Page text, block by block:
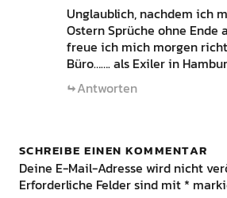
Unglaublich, nachdem ich
Ostern Sprüche ohne Ende
freue ich mich morgen
Büro……. als Exiler in
Antworten
SCHREIBE EINEN KOMMENTAR
Deine E-Mail-Adresse wird nicht
Erforderliche Felder sind mit *